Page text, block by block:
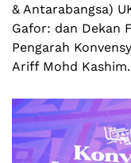
& Antarabangsa)
Gafor: dan Dekan
Pengarah
Ariff Mohd Kashim.